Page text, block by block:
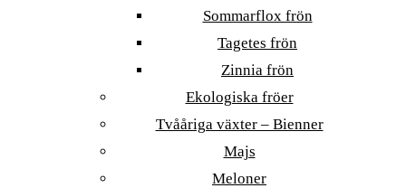
Sommarflox frön
Tagetes frön
Zinnia frön
Ekologiska fröer
Tvååriga växter – Bienner
Majs
Meloner